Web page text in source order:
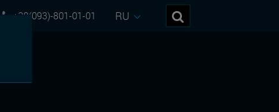
+38(093)-801-01-01 RU